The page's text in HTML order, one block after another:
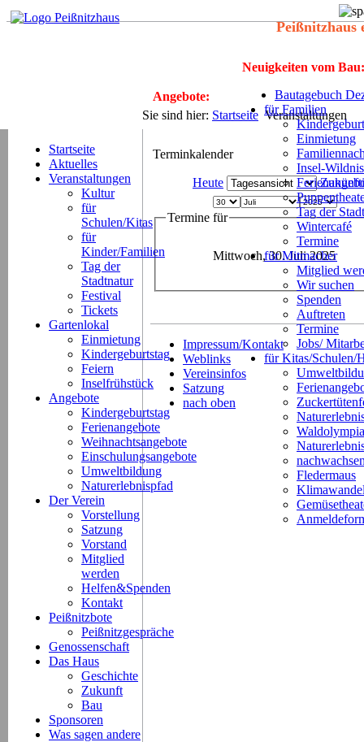
Peißnitzhaus
Neuigkeiten vom Bau:
Bautagebuch
für Familien
Einmietung
Insel-
Tag der
Wintercafé
Termine
für Mitmacher
Mitglied
Wir suchen
Spenden
Auftreten
Termine
Jobs/
für Kitas/Schulen/
Fledermaus
Angebote:
Sie sind hier: Startseite Veranstaltungen
Startseite
Aktuelles
Veranstaltungen
Kultur
für
Schulen/Kitas
für
Kinder/Familien
Tag der
Stadtnatur
Festival
Tickets
Gartenlokal
Einmietung
Kindergeburtstag
Feiern
Inselfrühstück
Angebote
Kindergeburtstag
Ferienangebote
Weihnachtsangebote
Einschulungsangebote
Umweltbildung
Naturerlebnispfad
Der Verein
Vorstellung
Satzung
Vorstand
Mitglied
werden
Helfen&Spenden
Kontakt
Peißnitzbote
Peißnitzgespräche
Genossenschaft
Das Haus
Geschichte
Zukunft
Bau
Sponsoren
Was sagen andere
Terminkalender
Heute
Termine für
Mittwoch, 30. Juli 2025
Impressum/Kontakt
Weblinks
Vereinsinfos
Satzung
nach oben